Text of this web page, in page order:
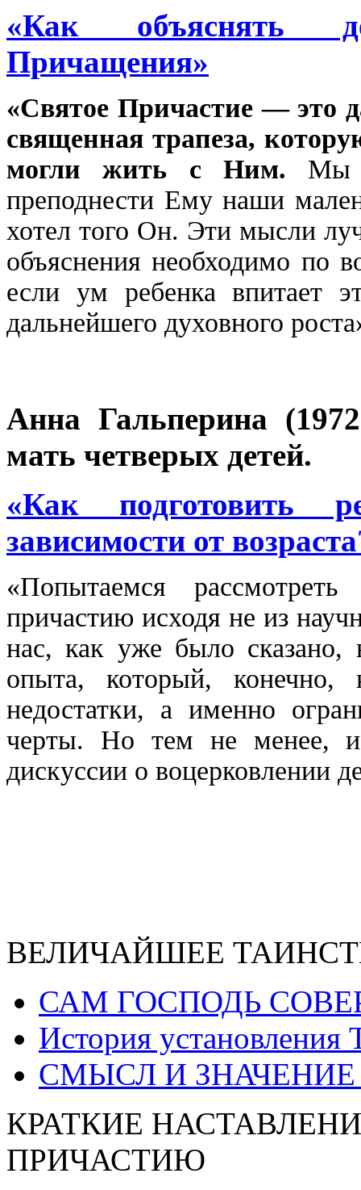
«Как объяснять
Причащения»
«Святое Причастие — это
священная трапеза,
могли жить с Ним. Мы
преподнести Ему наши
хотел того Он. Эти мысли
объяснения необходимо по
если ум ребенка впитает
дальнейшего духовного
Анна Гальперина
мать четверых детей.
«Как подготовить
зависимости от
«Попытаемся
причастию исходя не из
нас, как уже было сказано,
опыта, который,
недостатки, а именно
черты. Но тем не менее, и
дискуссии о воцерковлении
ВЕЛИЧАЙШЕЕ
САМ ГОСПОДЬ
История установления
СМЫСЛ И
КРАТКИЕ
ПРИЧАСТИЮ